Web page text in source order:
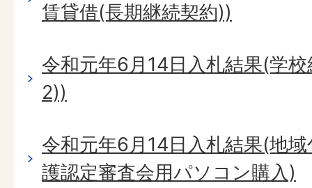
賃貸借(長期継続契約))
令和元年6月14日入札結果(学
2))
令和元年6月14日入札結果(地
護認定審査会用パソコン購入)